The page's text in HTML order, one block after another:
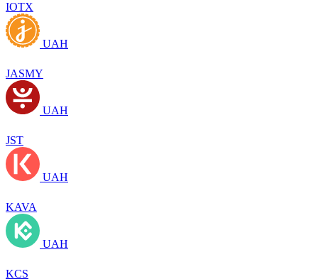
IOTX
UAH
JASMY
UAH
JST
UAH
KAVA
UAH
KCS